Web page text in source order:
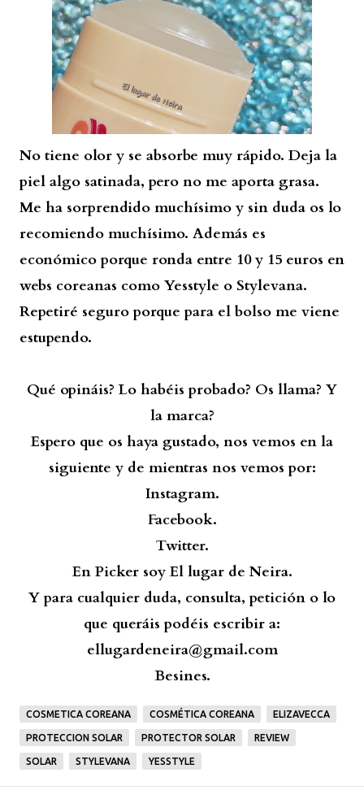
No tiene olor y se absorbe muy rápido. Deja la
piel algo satinada, pero no me aporta grasa.
Me ha sorprendido muchísimo y sin duda os lo
recomiendo muchísimo. Además es
económico porque ronda entre 10 y 15 euros en
webs coreanas como Yesstyle o Stylevana.
Repetiré seguro porque para el bolso me viene
estupendo.
Qué opináis? Lo habéis probado? Os llama? Y
la marca?
Espero que os haya gustado, nos vemos en la
siguiente y de mientras nos vemos por:
Instagram.
Facebook.
Twitter.
En Picker soy El lugar de Neira.
Y para cualquier duda, consulta, petición o lo
que queráis podéis escribir a:
ellugardeneira@gmail.com
Besines.
COSMETICA COREANA COSMÉTICA COREANA ELIZAVECCA
PROTECCION SOLAR PROTECTOR SOLAR REVIEW
SOLAR STYLEVANA YESSTYLE